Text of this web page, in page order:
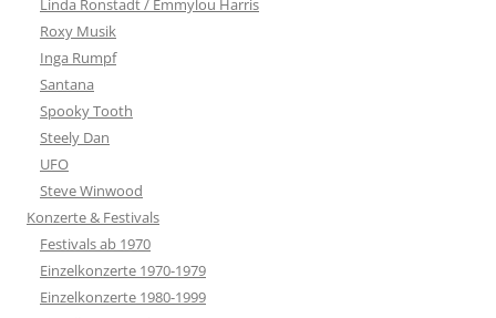
Linda Ronstadt / Emmylou Harris
Roxy Musik
Inga Rumpf
Santana
Spooky Tooth
Steely Dan
UFO
Steve Winwood
Konzerte & Festivals
Festivals ab 1970
Einzelkonzerte 1970-1979
Einzelkonzerte 1980-1999